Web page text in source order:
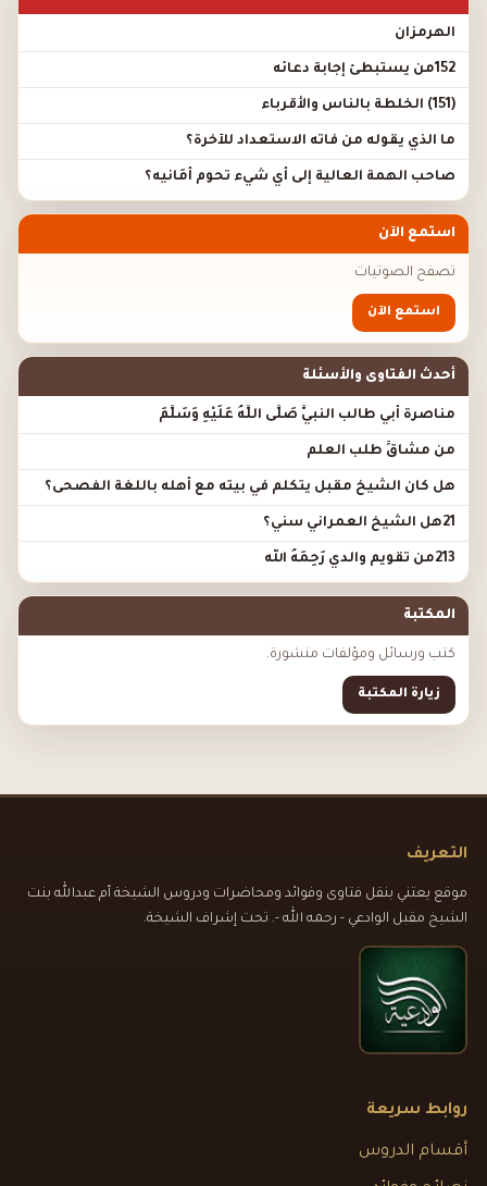
الهرمزان
152من يستبطئ إجابة دعائه
(151) الخلطة بالناس والأقرباء
ما الذي يقوله من فاته الاستعداد للآخرة؟
صاحب الهمة العالية إلى أي شيء تحوم أَمَانيه؟
استمع الآن
تصفح الصوتيات
استمع الآن
أحدث الفتاوى والأسئلة
مناصرة أبي طالب النبيَّ صَلَّى اللَّهُ عَلَيْهِ وَسَلَّمَ
من مشاقِّ طلب العلم
هل كان الشيخ مقبل يتكلم في بيته مع أهله باللغة الفصحى؟
21هل الشيخ العمراني سني؟
213من تقويم والدي رَحِمَهُ الله
المكتبة
كتب ورسائل ومؤلفات منشورة.
زيارة المكتبة
التعريف
موقع يعتني بنقل فتاوى وفوائد ومحاضرات ودروس الشيخة أم عبدالله بنت
الشيخ مقبل الوادعي - رحمه الله -. تحت إشراف الشيخة.
روابط سريعة
أقسام الدروس